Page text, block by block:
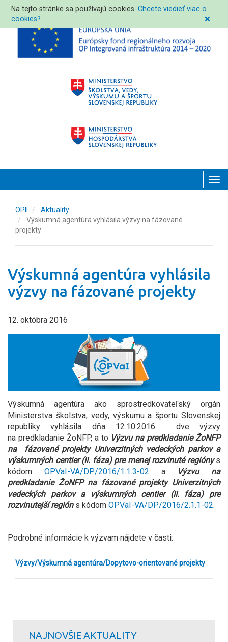
Na tejto stránke sa používajú cookies.Chcete viedieť viac o
cookies?
❌
OPII
Aktuality
Výskumná agentúra vyhlásila výzvy na fázované
projekty
Výskumná agentúra vyhlásila
výzvy na fázované projekty
12. októbra 2016
Výskumná agentúra ako sprostredkovateľský orgán
Ministerstva školstva, vedy, výskumu a športu Slovenskej
republiky vyhlásila dňa 12.10.2016 dve výzvy
na predkladanie ŽoNFP, a to Výzvu na predkladanie ŽoNFP
na fázované projekty Univerzitných vedeckých parkov a
výskumných centier (II. fáza) pre menej rozvinuté regióny s
kódom OPVaI-VA/DP/2016/1.1.3-02 a
Výzvu na
predkladanie ŽoNFP na fázované projekty Univerzitných
vedeckých parkov a výskumných centier (II. fáza) pre
rozvinutejší región s kódom OPVaI-VA/DP/2016/2.1.1-02.
Podrobné informácie k výzvam nájdete v časti:
Výzvy/Výskumná agentúra/Dopytovo-orientované projekty
NAJNOVŠIE AKTUALITY